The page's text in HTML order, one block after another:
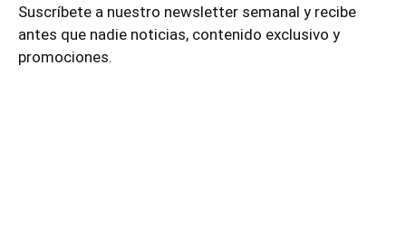
Suscríbete a nuestro newsletter semanal y recibe
antes que nadie noticias, contenido exclusivo y
promociones.